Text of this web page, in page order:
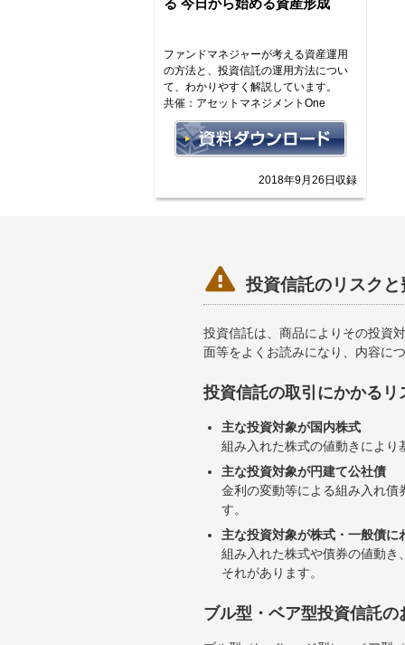
ファンドマネジャーが考える資産運用
の方法と、投資信託の運用方法につい
て、わかりやすく解説しています。
共催：アセットマネジメントOne
2018年9月26日収録
 投資信託のリスク
投資信託は、商品によりその投資
面等をよくお読みになり、内容に
投資信託の取引にかかるリ
主な投資対象が国内株式
組み入れた株式の値動きによ
主な投資対象が円建て公社債
金利の変動等による組み入れ
す。
主な投資対象が株式・一般債
組み入れた株式や債券の値動
それがあります。
ブル型・ベア型投資信託